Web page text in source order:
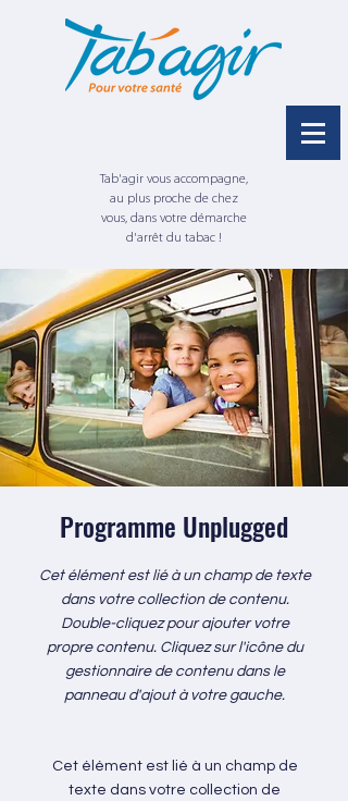
Tab'agir vous accompagne,
au plus proche de chez
vous, dans votre démarche
d'arrêt du tabac !
Programme Unplugged
Cet élément est lié à un champ de texte
dans votre collection de contenu.
Double-cliquez pour ajouter votre
propre contenu. Cliquez sur l'icône du
gestionnaire de contenu dans le
panneau d'ajout à votre gauche.
Cet élément est lié à un champ de
texte dans votre collection de